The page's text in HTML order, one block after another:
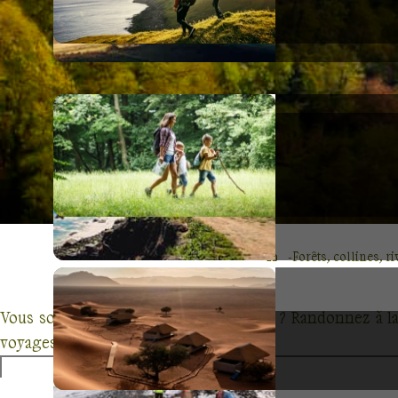
Forêts, collines,
Vous souhaitez partir en pleine nature ? Randonnez à
voyages nature !
Ouvrez une parenthèse de sérénité en découvrant ces